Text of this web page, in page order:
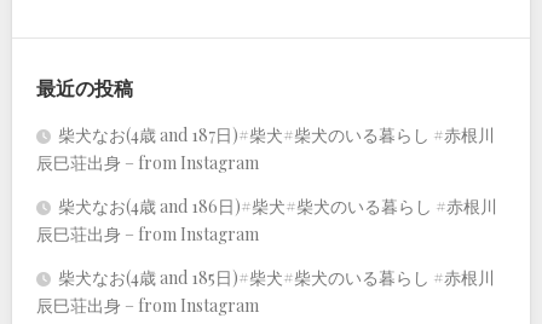
最近の投稿
柴犬なお(4歳 and 187日)#柴犬#柴犬のいる暮らし #赤根川
辰巳荘出身 – from Instagram
柴犬なお(4歳 and 186日)#柴犬#柴犬のいる暮らし #赤根川
辰巳荘出身 – from Instagram
柴犬なお(4歳 and 185日)#柴犬#柴犬のいる暮らし #赤根川
辰巳荘出身 – from Instagram